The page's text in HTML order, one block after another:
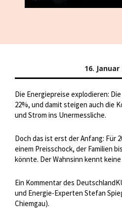
16. Januar
Die Energiepreise explodieren:
22%, und damit steigen auch die
und Strom ins Unermessliche.
Doch das ist erst der Anfang: Für
einem Preisschock, der Familien
könnte. Der Wahnsinn kennt
Ein Kommentar des
und Energie-Experten Stefan
Chiemgau).